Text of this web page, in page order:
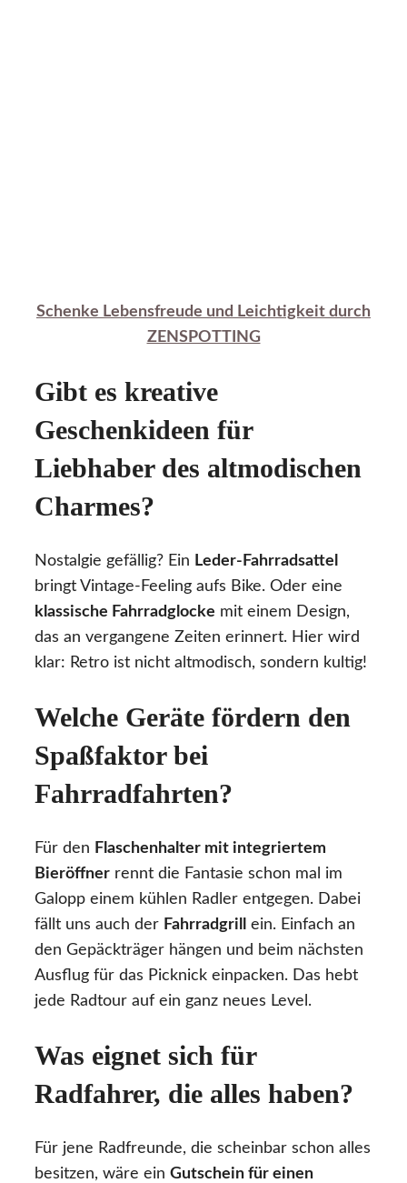
Schenke Lebensfreude und Leichtigkeit durch
ZENSPOTTING
Gibt es kreative
Geschenkideen für
Liebhaber des altmodischen
Charmes?
Nostalgie gefällig? Ein Leder-Fahrradsattel
bringt Vintage-Feeling aufs Bike. Oder eine
klassische Fahrradglocke mit einem Design,
das an vergangene Zeiten erinnert. Hier wird
klar: Retro ist nicht altmodisch, sondern kultig!
Welche Geräte fördern den
Spaßfaktor bei
Fahrradfahrten?
Für den Flaschenhalter mit integriertem
Bieröffner rennt die Fantasie schon mal im
Galopp einem kühlen Radler entgegen. Dabei
fällt uns auch der Fahrradgrill
ein. Einfach an
den Gepäckträger hängen und beim nächsten
Ausflug für das Picknick einpacken. Das hebt
jede Radtour auf ein ganz neues Level.
Was eignet sich für
Radfahrer, die alles haben?
Für jene Radfreunde, die scheinbar schon alles
besitzen, wäre ein Gutschein für einen